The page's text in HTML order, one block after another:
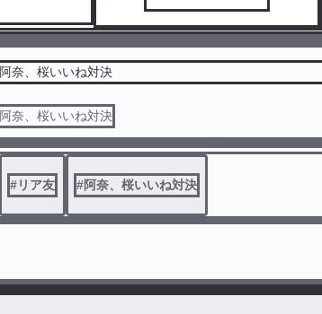
阿奈、桜いいね対決
阿奈、桜いいね対決
#リア友 #阿奈、桜いいね対決